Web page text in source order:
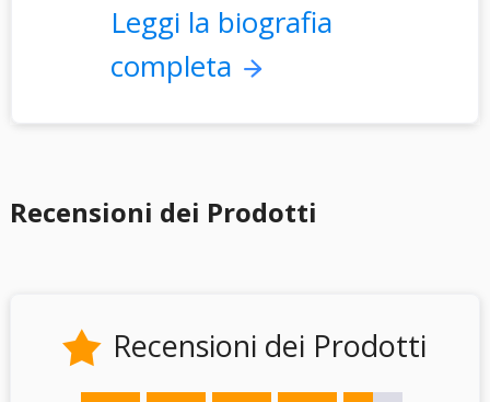
Leggi la biografia
completa
Recensioni dei Prodotti
 Recensioni dei Prodotti